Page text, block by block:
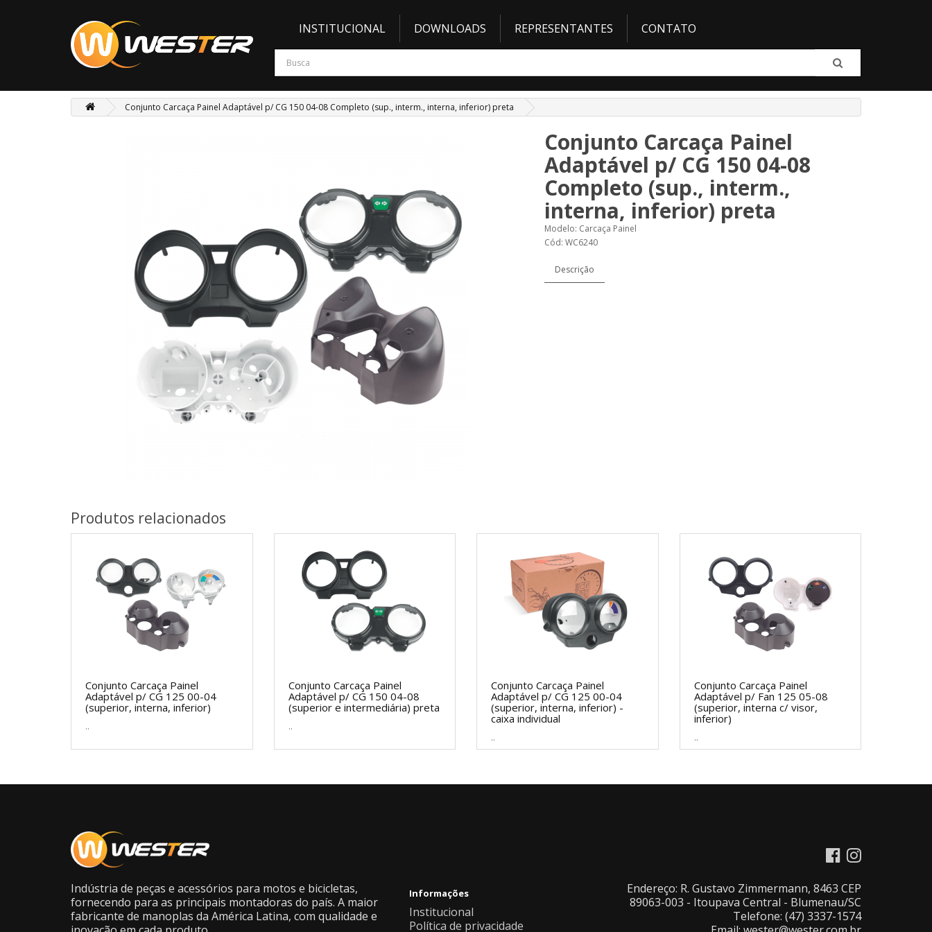
INSTITUCIONAL DOWNLOADS REPRESENTANTES CONTATO
Conjunto Carcaça Painel Adaptável p/ CG 150 04-08 Completo (sup., interm., interna, inferior) preta
Conjunto Carcaça Painel
Adaptável p/ CG 150 04-08
Completo (sup., interm.,
interna, inferior) preta
Modelo: Carcaça Painel
Cód: WC6240
Descrição
Produtos relacionados
Conjunto Carcaça Painel
Adaptável p/ CG 125 00-04
(superior, interna, inferior)
..
Conjunto Carcaça Painel
Adaptável p/ CG 150 04-08
(superior e intermediária) preta
..
Conjunto Carcaça Painel
Adaptável p/ CG 125 00-04
(superior, interna, inferior) -
caixa individual
..
Conjunto Carcaça Painel
Adaptável p/ Fan 125 05-08
(superior, interna c/ visor,
inferior)
..
Indústria de peças e acessórios para motos e bicicletas,
fornecendo para as principais montadoras do país. A maior
fabricante de manoplas da América Latina, com qualidade e
Informações
Institucional
Política de privacidade
Endereço: R. Gustavo Zimmermann, 8463 CEP
89063-003 - Itoupava Central - Blumenau/SC
Telefone: (47) 3337-1574